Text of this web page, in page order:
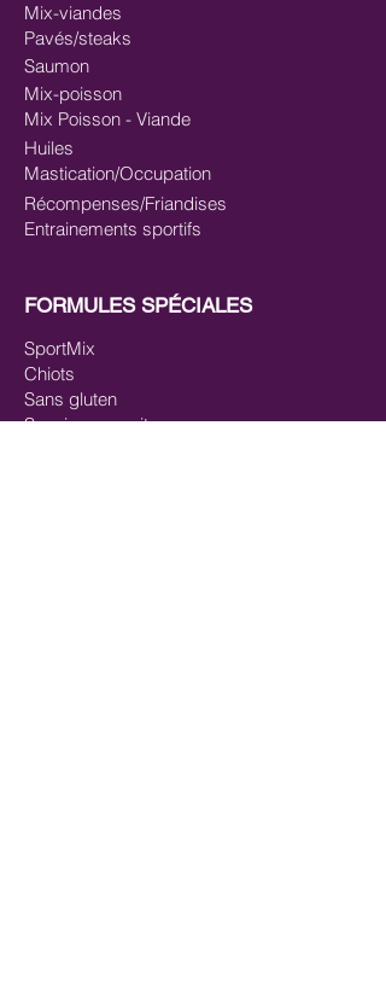
Mix-viandes
Pavés/steaks
Saumon
Mix-poisson
Mix Poisson - Viande
Huiles
Mastication/Occupation
Récompenses/Friandises
Entrainements sportifs
FORMULES SPÉCIALES
SportMix
Chiots
Sans gluten
Saucissons cuits